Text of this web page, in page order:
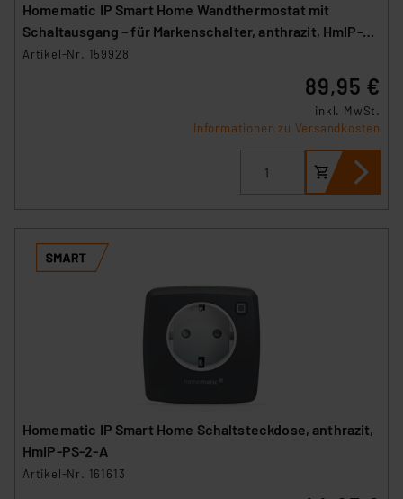
Homematic IP Smart Home Wandthermostat mit
Schaltausgang – für Markenschalter, anthrazit, HmIP-
BWTH-A
Artikel-Nr. 159928
89,95 €
inkl. MwSt.
Informationen zu Versandkosten
Homematic IP Smart Home Schaltsteckdose, anthrazit,
HmIP-PS-2-A
Artikel-Nr. 161613